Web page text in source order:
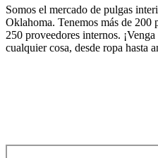
Somos el mercado de pulgas
Oklahoma. Tenemos más de 200
250 proveedores internos.
cualquier cosa, desde ropa hasta